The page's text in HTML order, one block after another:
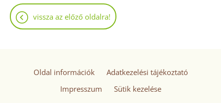
vissza az előző oldalra!
Oldal információk
Adatkezelési tájékoztató
Impresszum
Sütik kezelése